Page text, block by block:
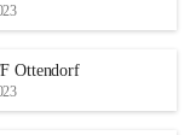
Ottendorf